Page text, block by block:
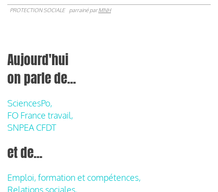
PROTECTION SOCIALE parrainé parMNH
Aujourd'hui
on parle de...
SciencesPo,
FO France travail,
SNPEA CFDT
et de...
Emploi, formation et compétences,
Relations sociales,